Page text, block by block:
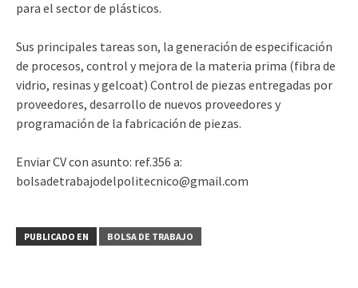
para el sector de plásticos.
Sus principales tareas son, la generación de especificación
de procesos, control y mejora de la materia prima (fibra de
vidrio, resinas y gelcoat) Control de piezas entregadas por
proveedores, desarrollo de nuevos proveedores y
programación de la fabricación de piezas.
Enviar CV con asunto: ref.356 a:
bolsadetrabajodelpolitecnico@gmail.com
PUBLICADO EN BOLSA DE TRABAJO